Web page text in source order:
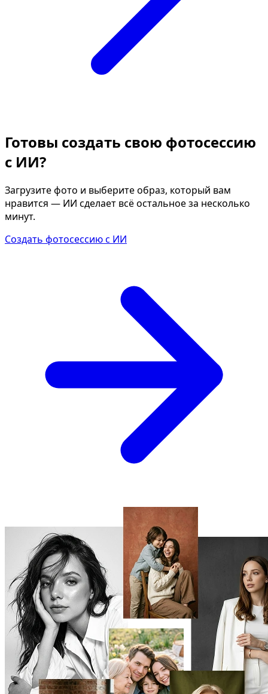
Готовы создать свою фотосессию
с ИИ?
Загрузите фото и выберите образ, который вам
нравится — ИИ сделает всё остальное за несколько
минут.
Создать фотосессию с ИИ